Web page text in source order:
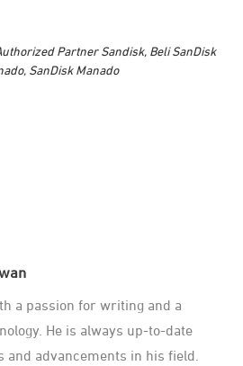
Partner Sandisk, Beli SanDisk
, SanDisk Manado
a passion for writing and a
He is always up-to-date
and advancements in his field.